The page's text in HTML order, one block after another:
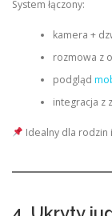
System łączony:
kamera +
rozmowa z
podgląd
integracja z
Idealny dla